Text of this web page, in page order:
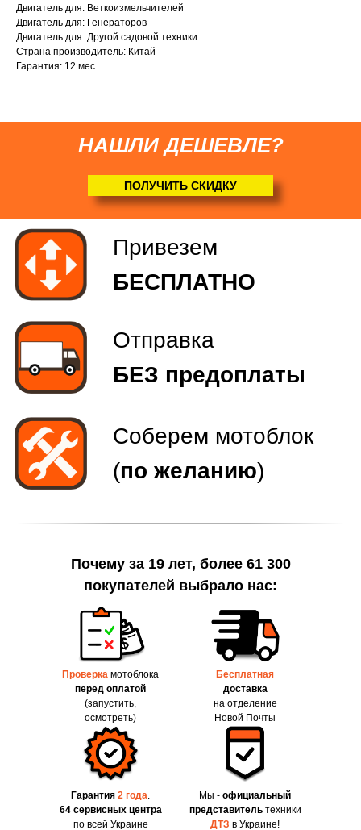
Двигатель для: Веткоизмельчителей
Двигатель для: Генераторов
Двигатель для: Другой садовой техники
Страна производитель: Китай
Гарантия: 12 мес.
НАШЛИ ДЕШЕВЛЕ?
ПОЛУЧИТЬ СКИДКУ
Соберем мотоблок
(по желанию
Почему за 19 лет, более 61 300
покупателей выбрало нас:
Проверка мотоблока
перед оплатой
(запустить,
осмотреть)
Гарантия 2 года.
64 сервисных центра
по всей Украине
Бесплатная
доставка
на отделение
Новой Почты
Мы - официальный
представительтехники
ДТЗ в Украине!